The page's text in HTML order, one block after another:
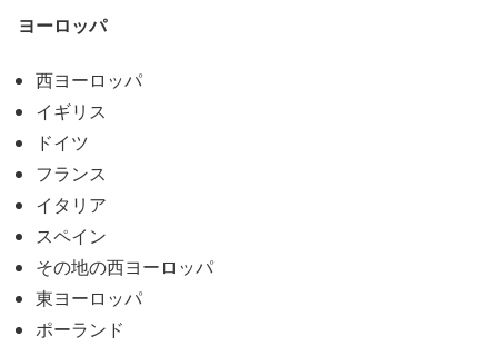
ヨーロッパ
西ヨーロッパ
イギリス
ドイツ
フランス
イタリア
スペイン
その地の西ヨーロッパ
東ヨーロッパ
ポーランド